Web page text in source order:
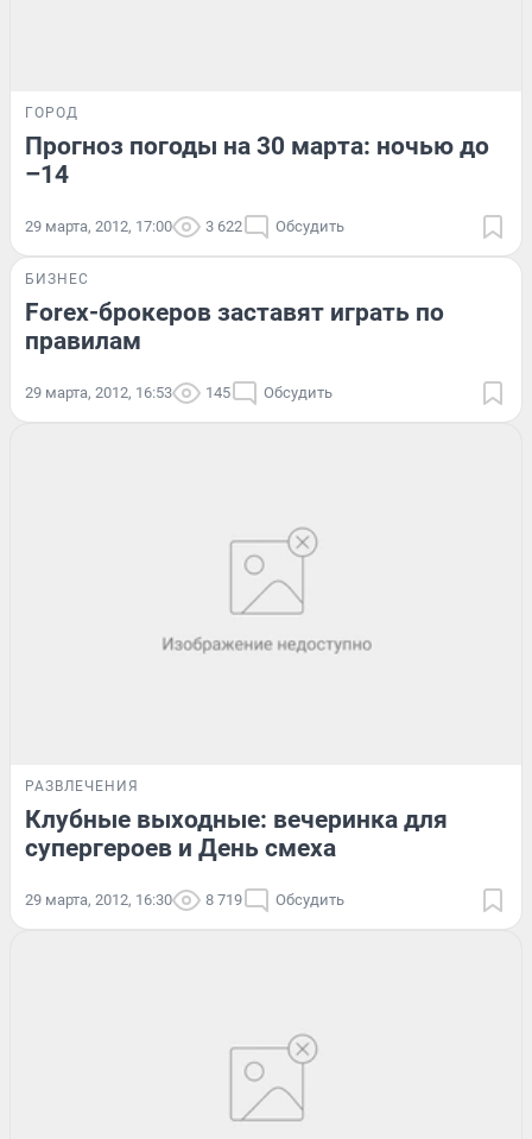
ГОРОД
Прогноз погоды на 30 марта: ночью до
–14
29 марта, 2012, 17:00 3 622 Обсудить
БИЗНЕС
Forex-брокеров заставят играть по
правилам
29 марта, 2012, 16:53 145 Обсудить
РАЗВЛЕЧЕНИЯ
Клубные выходные: вечеринка для
супергероев и День смеха
29 марта, 2012, 16:30 8 719 Обсудить